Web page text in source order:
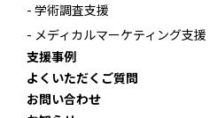
- 学術調査支援
- メディカルマーケティング支援
支援事例
よくいただくご質問
お問い合わせ